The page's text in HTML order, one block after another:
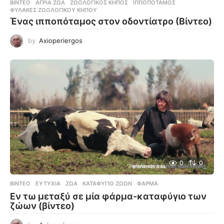
ΒΊΝΤΕΟ ΆΓΡΙΑ ΖΏΑ ,ΖΩΟΛΟΓΙΚΌΣ ΚΉΠΟΣ ,ΙΠΠΟΠΌΤΑΜΟΣ
ΦΎΛΑΚΕΣ ΖΩΟΛΟΓΙΚΟΎ ΚΉΠΟΥ
Ένας ιπποπόταμος στον οδοντίατρο (Βίντεο)
by Axioperiergos
0 0
ΒΊΝΤΕΟ ΕΥΤΥΧΊΑ ,ΖΏΑ ,ΚΑΤΑΦΎΓΙΟ ΖΏΩΝ ,ΦΆΡΜΑ
Εν τω μεταξύ σε μία φάρμα-καταφύγιο των
ζώων (βίντεο)